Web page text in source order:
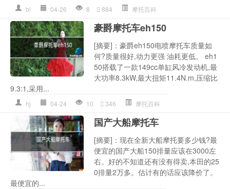
bl 04-26 8 884 摩托百科
豪爵摩托车eh150
[摘要]：豪爵eh150电喷摩托车质量如
何?质量很好,动力更强 油耗更低。 eh1
50搭载了一款149cc单缸风冷发动机,最
大功率8.3kW,最大扭矩11.4N.m,压缩比
9.3:1,采用...
hj 04-24 10 346 摩托百科
国产大船摩托车
[摘要]：现在全新大船摩托要多少钱?最
便宜的国产大船150排量应该在3000左
右。好的不知道还有没有得卖,本田的25
0排量2万多。估计有的话应该降价了。
最便宜的...